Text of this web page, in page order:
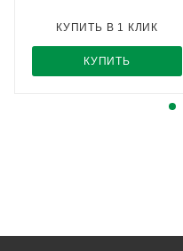
КУПИТЬ
КУПИТЬ В 1 КЛИК